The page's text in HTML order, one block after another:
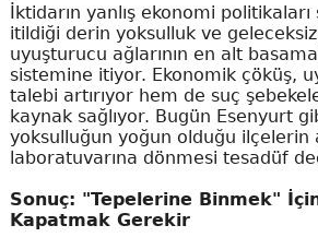
İktidarın yanlış ekonomi
itildiği derin yoksulluk ve
uyuşturucu ağlarının en alt
sistemine itiyor. Ekonomik çöküş,
talebi artırıyor hem de suç
kaynak sağlıyor. Bugün Esenyurt
yoksulluğun yoğun olduğu ilçelerin
laboratuvarına dönmesi tesadüf
Sonuç: "Tepelerine Binmek"
Kapatmak Gerekir